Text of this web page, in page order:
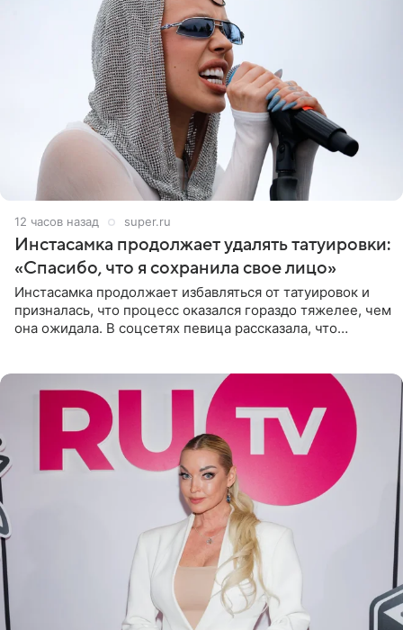
12 часов назад super.ru
Инстасамка продолжает удалять татуировки:
«Спасибо, что я сохранила свое лицо»
Инстасамка продолжает избавляться от татуировок и
призналась, что процесс оказался гораздо тяжелее, чем
она ожидала. В соцсетях певица рассказала, что